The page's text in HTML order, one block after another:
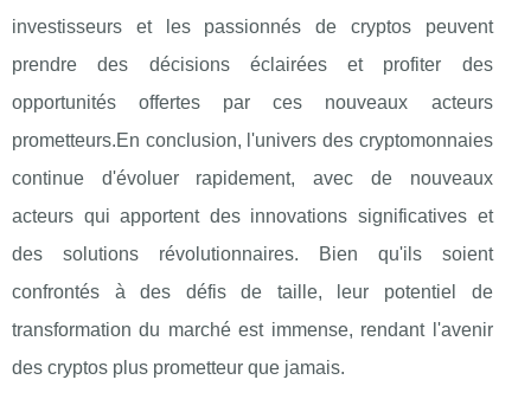
investisseurs et les passionnés de cryptos peuvent
prendre des décisions éclairées et profiter des
opportunités offertes par ces nouveaux acteurs
prometteurs.En conclusion, l'univers des cryptomonnaies
continue d'évoluer rapidement, avec de nouveaux
acteurs qui apportent des innovations significatives et
des solutions révolutionnaires. Bien qu'ils soient
confrontés à des défis de taille, leur potentiel de
transformation du marché est immense, rendant l'avenir
des cryptos plus prometteur que jamais.